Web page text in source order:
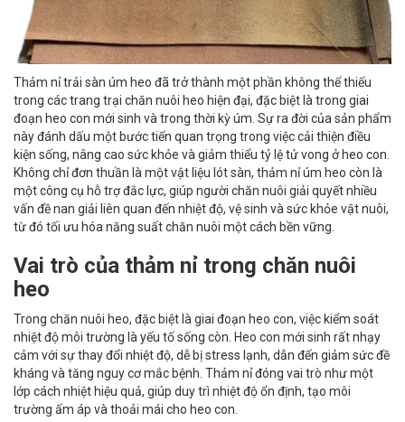
Thảm nỉ trải sàn úm heo đã trở thành một phần không thể thiếu
trong các trang trại chăn nuôi heo hiện đại, đặc biệt là trong giai
đoạn heo con mới sinh và trong thời kỳ úm. Sự ra đời của sản phẩm
này đánh dấu một bước tiến quan trọng trong việc cải thiện điều
kiện sống, nâng cao sức khỏe và giảm thiểu tỷ lệ tử vong ở heo con.
Không chỉ đơn thuần là một vật liệu lót sàn, thảm nỉ úm heo còn là
một công cụ hỗ trợ đắc lực, giúp người chăn nuôi giải quyết nhiều
vấn đề nan giải liên quan đến nhiệt độ, vệ sinh và sức khỏe vật nuôi,
từ đó tối ưu hóa năng suất chăn nuôi một cách bền vững.
Vai trò của thảm nỉ trong chăn nuôi
heo
Trong chăn nuôi heo, đặc biệt là giai đoạn heo con, việc kiểm soát
nhiệt độ môi trường là yếu tố sống còn. Heo con mới sinh rất nhạy
cảm với sự thay đổi nhiệt độ, dễ bị stress lạnh, dẫn đến giảm sức đề
kháng và tăng nguy cơ mắc bệnh. Thảm nỉ đóng vai trò như một
lớp cách nhiệt hiệu quả, giúp duy trì nhiệt độ ổn định, tạo môi
trường ấm áp và thoải mái cho heo con.